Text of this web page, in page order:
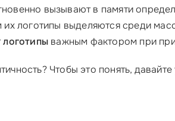
вызывают в памяти
логотипы выделяются среди
логотипы важным фактором при
Чтобы это понять,